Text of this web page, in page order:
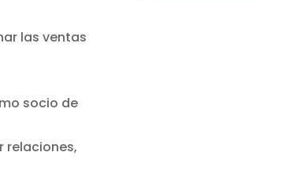
las ventas
socio de
relaciones,